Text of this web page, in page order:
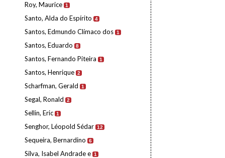
Roy, Maurice 1
Santo, Alda do Espírito 4
Santos, Edmundo Clímaco dos 1
Santos, Eduardo 8
Santos, Fernando Piteira 1
Santos, Henrique 2
Scharfman, Gerald 1
Segal, Ronald 2
Sellin, Eric 1
Senghor, Léopold Sédar 12
Sequeira, Bernardino 6
Silva, Isabel Andrade e 1